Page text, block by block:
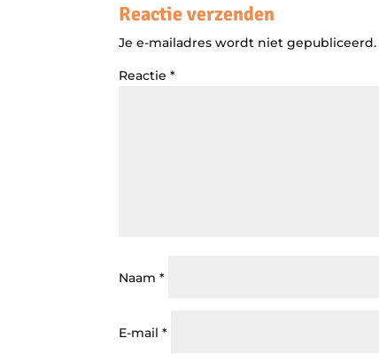
Reactie verzenden
Je e-mailadres wordt niet gepubliceerd.
Reactie*
Naam*
E-mail*